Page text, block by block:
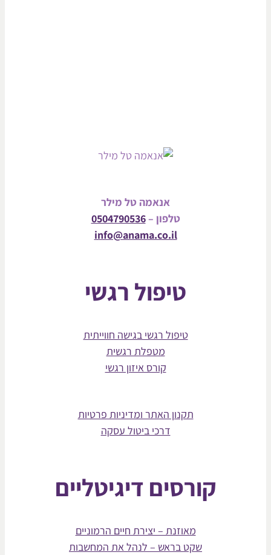
אנאמה טל מילר
טלפון –0504790536
info@anama.co.il
טיפול רגשי
טיפול רגשי בגישה חווייתית
מטפלת רגשית
קורס איזון רגשי
תקנון האתר ומדיניות פרטיות
דרכי ביטול עסקה
קורסים דיגיטליים
מאוזנת – יצירת חיים הרמוניים
שקט בראש – לנהל את המחשבות